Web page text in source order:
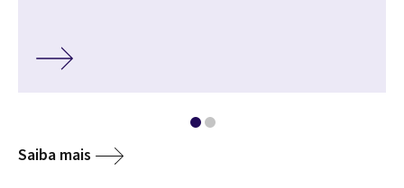
Saiba mais